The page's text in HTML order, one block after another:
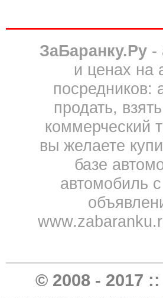
ЗаБаранку.Ру-
и ценах на
посредников:
продать,
коммерческий
вы желаете
базе
автомобиль
© 2008 - 2017 ::